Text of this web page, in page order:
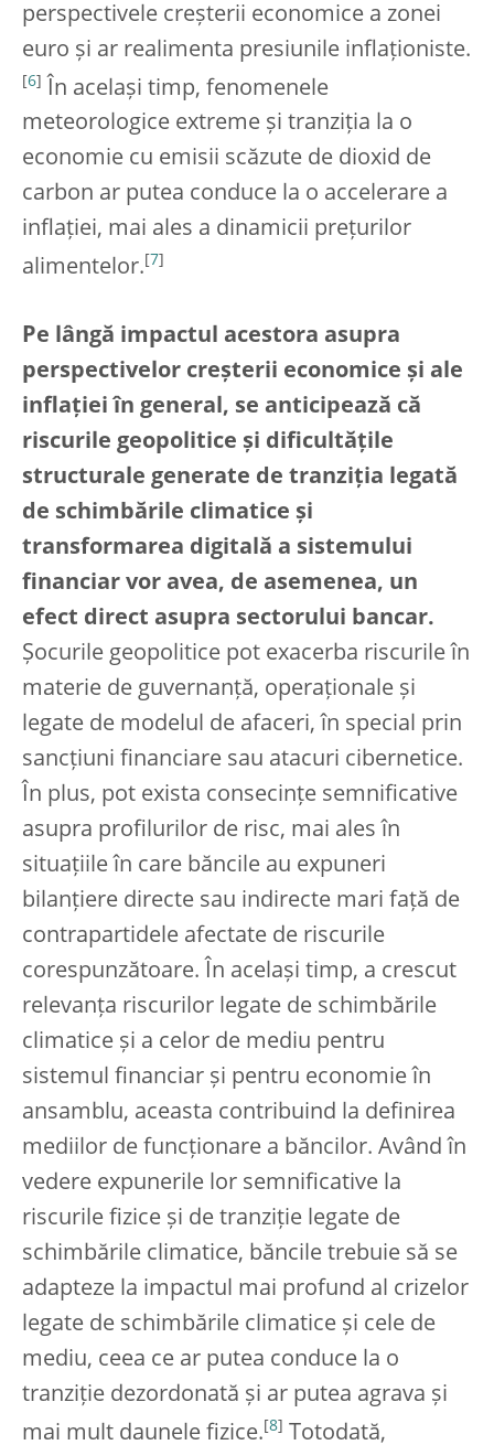
perspectivele creșterii economice a zonei
euro și ar realimenta presiunile inflaționiste.
[6]
În același timp, fenomenele
meteorologice extreme și tranziția la o
economie cu emisii scăzute de dioxid de
carbon ar putea conduce la o accelerare a
inflației, mai ales a dinamicii prețurilor
alimentelor. 7
Pe lângă impactul acestora asupra
perspectivelor creșterii economice și ale
inflației în general, se anticipează că
riscurile geopolitice și dificultățile
structurale generate de tranziția legată
de schimbările climatice și
transformarea digitală a sistemului
financiar vor avea, de asemenea, un
efect direct asupra sectorului bancar.
Șocurile geopolitice pot exacerba riscurile în
materie de guvernanță, operaționale și
legate de modelul de afaceri, în special prin
sancțiuni financiare sau atacuri cibernetice.
În plus, pot exista consecințe semnificative
asupra profilurilor de risc, mai ales în
situațiile în care băncile au expuneri
bilanțiere directe sau indirecte mari față de
contrapartidele afectate de riscurile
corespunzătoare. În același timp, a crescut
relevanța riscurilor legate de schimbările
climatice și a celor de mediu pentru
sistemul financiar și pentru economie în
ansamblu, aceasta contribuind la definirea
mediilor de funcționare a băncilor. Având în
vedere expunerile lor semnificative la
riscurile fizice și de tranziție legate de
schimbările climatice, băncile trebuie să se
adapteze la impactul mai profund al crizelor
legate de schimbările climatice și cele de
mediu, ceea ce ar putea conduce la o
tranziție dezordonată și ar putea agrava și
mai mult daunele fizice. 8 Totodată,